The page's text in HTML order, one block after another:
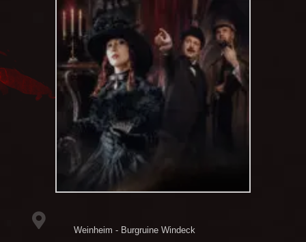
Weinheim - Burgruine Windeck